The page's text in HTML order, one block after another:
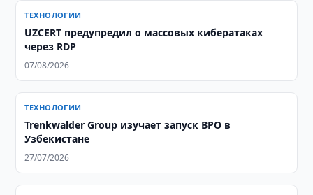
ТЕХНОЛОГИИ
UZCERT предупредил о массовых кибератаках
через RDP
07/08/2026
ТЕХНОЛОГИИ
Trenkwalder Group изучает запуск BPO в
Узбекистане
27/07/2026